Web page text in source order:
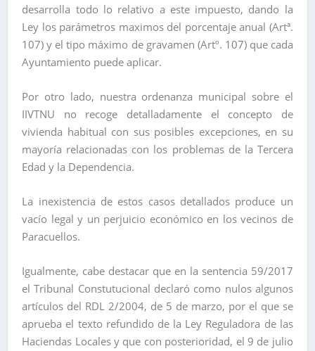
desarrolla todo lo relativo a este impuesto, dando la
Ley los parámetros maximos del porcentaje anual (Artª.
107) y el tipo máximo de gravamen (Artº. 107) que cada
Ayuntamiento puede aplicar.
Por otro lado, nuestra ordenanza municipal sobre el
IIVTNU no recoge detalladamente el concepto de
vivienda habitual con sus posibles excepciones, en su
mayoría relacionadas con los problemas de la Tercera
Edad y la Dependencia.
La inexistencia de estos casos detallados produce un
vacío legal y un perjuicio económico en los vecinos de
Paracuellos.
Igualmente, cabe destacar que en la sentencia 59/2017
el Tribunal Constutucional declaró como nulos algunos
artículos del RDL 2/2004, de 5 de marzo, por el que se
aprueba el texto refundido de la Ley Reguladora de las
Haciendas Locales y que con posterioridad, el 9 de julio